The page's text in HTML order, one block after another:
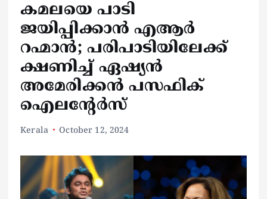
കമലയെ പാടി
ജയിപ്പിക്കാൻ എആർ
റഹ്മാൻ; പരിപാടിയിലേക്ക്
ക്ഷണിച്ച് ഏഷ്യൻ
അമേരിക്കൻ പസഫിക്
ഐലൻ്റേർസ്
Kerala October 12, 2024